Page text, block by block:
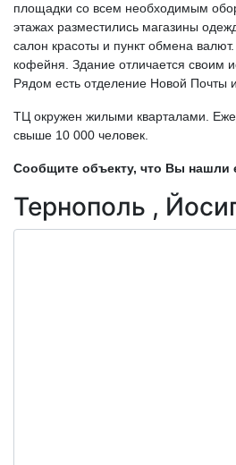
площадки со всем необходимым
этажах разместились магазины
салон красоты и пункт обмена
кофейня. Здание отличается своим
Рядом есть отделение Новой Почты
ТЦ окружен жилыми кварталами.
свыше 10 000 человек.
Сообщите объекту, что Вы нашли
Тернополь ,